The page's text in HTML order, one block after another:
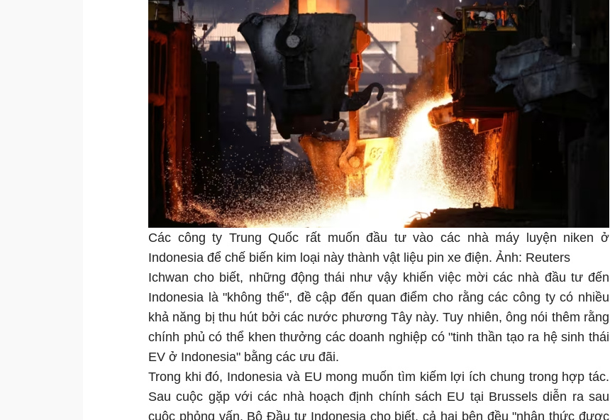
Các công ty Trung Quốc rất muốn đầu tư vào các nhà máy luyện niken ở
Indonesia để chế biến kim loại này thành vật liệu pin xe điện. Ảnh: Reuters
Ichwan cho biết, những động thái như vậy khiến việc mời các nhà đầu tư đến
Indonesia là "không thể", đề cập đến quan điểm cho rằng các công ty có nhiều
khả năng bị thu hút bởi các nước phương Tây này. Tuy nhiên, ông nói thêm rằng
chính phủ có thể khen thưởng các doanh nghiệp có "tinh thần tạo ra hệ sinh thái
EV ở Indonesia" bằng các ưu đãi.
Trong khi đó, Indonesia và EU mong muốn tìm kiếm lợi ích chung trong hợp tác.
Sau cuộc gặp với các nhà hoạch định chính sách EU tại Brussels diễn ra sau
cuộc phỏng vấn, Bộ Đầu tư Indonesia cho biết, cả hai bên đều "nhận thức được